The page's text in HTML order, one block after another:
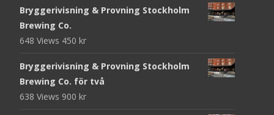
Bryggerivisning & Provning Stockholm
Brewing Co.
648 Views 450 kr
Bryggerivisning & Provning Stockholm
Brewing Co. för två
638 Views 900 kr